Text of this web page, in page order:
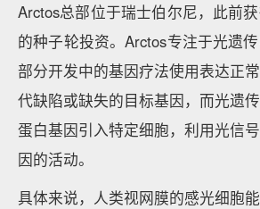
Arctos总部位于瑞士伯尔尼，此前
的种子轮投资。Arctos专注于光遗
部分开发中的基因疗法使用表达正
代缺陷或缺失的目标基因，而光遗
蛋白基因引入特定细胞，利用光信
因的活动。
具体来说，人类视网膜的感光细胞